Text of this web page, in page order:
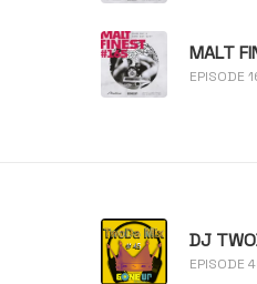
MALT
EPISODE
DJ
EPISODE